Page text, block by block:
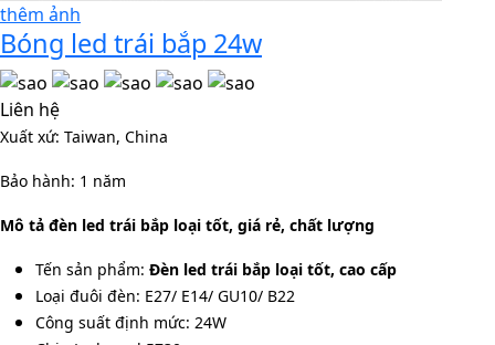
thêm ảnh
Bóng led trái bắp 24w
Liên hệ
Xuất xứ: Taiwan, China
Bảo hành: 1 năm
Mô tả đèn led trái bắp loại tốt, giá rẻ, chất lượng
Tến sản phẩm: Đèn led trái bắp loại tốt, cao cấp
Loại đuôi đèn: E27/ E14/ GU10/ B22
Công suất định mức: 24W